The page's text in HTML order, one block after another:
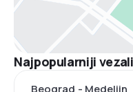
Najpopularniji
Beograd - Medeljin